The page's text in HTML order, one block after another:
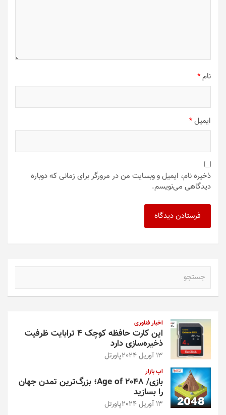
نام*
ایمیل*
ذخیره نام، ایمیل و وبسایت من در مرورگر برای زمانی که دوباره
دیدگاهی می‌نویسم.
اخبار فناوری
این کارت حافظه کوچک ۴ ترابایت ظرفیت
ذخیره‌سازی دارد
13 آوریل 2024 پاورتل
اپ بازار
بازی/ Age of 2048؛ بزرگ‌ترین تمدن جهان
را بسازید
13 آوریل 2024 پاورتل